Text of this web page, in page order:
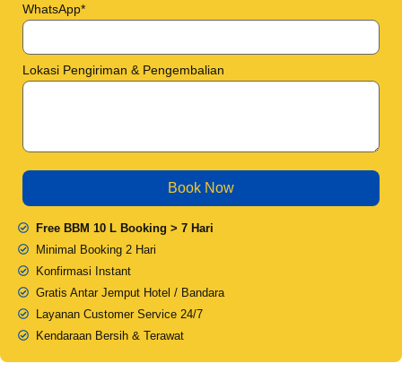
WhatsApp*
Lokasi Pengiriman & Pengembalian
Free BBM 10 L Booking > 7 Hari
Minimal Booking 2 Hari
Konfirmasi Instant
Gratis Antar Jemput Hotel / Bandara
Layanan Customer Service 24/7
Kendaraan Bersih & Terawat